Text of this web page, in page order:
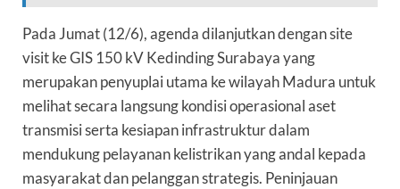
Pada Jumat (12/6), agenda dilanjutkan dengan site
visit ke GIS 150 kV Kedinding Surabaya yang
merupakan penyuplai utama ke wilayah Madura untuk
melihat secara langsung kondisi operasional aset
transmisi serta kesiapan infrastruktur dalam
mendukung pelayanan kelistrikan yang andal kepada
masyarakat dan pelanggan strategis. Peninjauan